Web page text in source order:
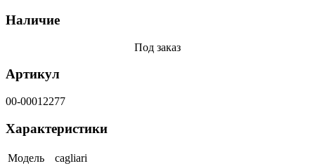
Наличие
Под заказ
Артикул
00-00012277
Характеристики
Модель
cagliari